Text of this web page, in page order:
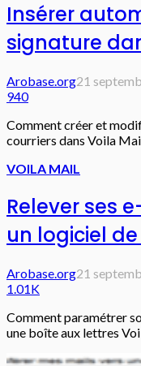
Insérer
signature
Arobase.org21
940
Comment créer et
courriers dans Voila
VOILA MAIL
Relever ses
un logiciel
Arobase.org21
1.01K
Comment paramétrer
une boîte aux lettres